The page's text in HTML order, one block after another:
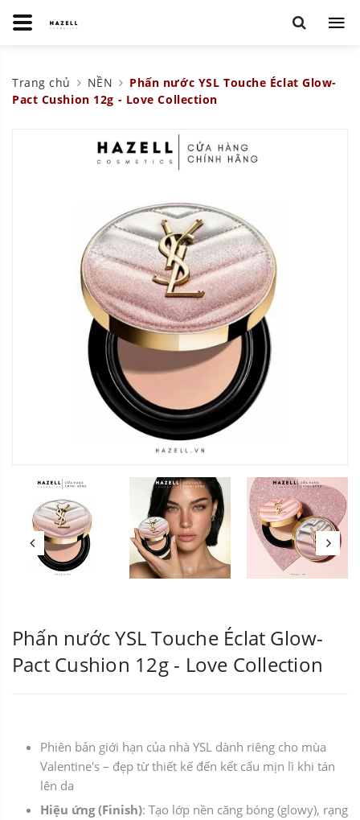
Trang chủ NỀN
Phấn nước YSL Touche Éclat Glow-
Pact Cushion 12g - Love Collection
Phấn nước YSL Touche Éclat Glow-
Pact Cushion 12g - Love Collection
Phiên bản giới hạn của nhà YSL dành riêng cho mùa
Valentine's – đẹp từ thiết kế đến kết cấu mịn lì khi tán
lên da
Hiệu ứng (Finish): Tạo lớp nền căng bóng (glowy), rạng